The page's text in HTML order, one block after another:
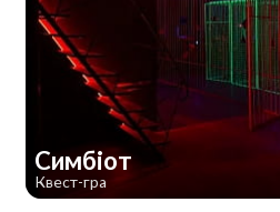
Симбіот
Квест-гра